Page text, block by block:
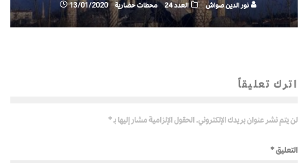
نور الدين صواش العدد 24 محطات حضارية 13/01/2020
اترك تعليقاً
لن يتم نشر عنوان بريدك الإلكتروني. الحقول الإلزامية مشار إليها بـ*
التعليق*